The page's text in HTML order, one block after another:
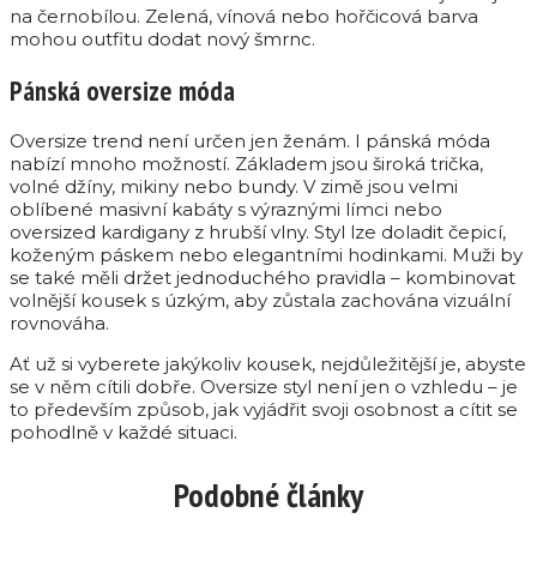
na černobílou. Zelená, vínová nebo hořčicová barva
mohou outfitu dodat nový šmrnc.
Pánská oversize móda
Oversize trend není určen jen ženám. I pánská móda
nabízí mnoho možností. Základem jsou široká trička,
volné džíny, mikiny nebo bundy. V zimě jsou velmi
oblíbené masivní kabáty s výraznými límci nebo
oversized kardigany z hrubší vlny. Styl lze doladit čepicí,
koženým páskem nebo elegantními hodinkami. Muži by
se také měli držet jednoduchého pravidla – kombinovat
volnější kousek s úzkým, aby zůstala zachována vizuální
rovnováha.
Ať už si vyberete jakýkoliv kousek, nejdůležitější je, abyste
se v něm cítili dobře. Oversize styl není jen o vzhledu – je
to především způsob, jak vyjádřit svoji osobnost a cítit se
pohodlně v každé situaci.
Podobné články